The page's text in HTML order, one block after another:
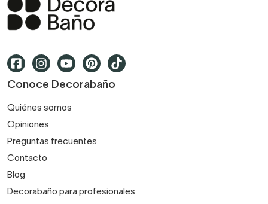
Conoce Decorabaño
Quiénes somos
Opiniones
Preguntas frecuentes
Contacto
Blog
Decorabaño para profesionales